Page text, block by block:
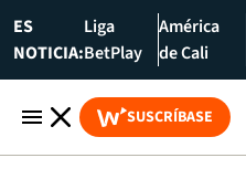
ES
NOTICIA:
Liga
BetPlay
América
de Cali
SUSCRÍBASE